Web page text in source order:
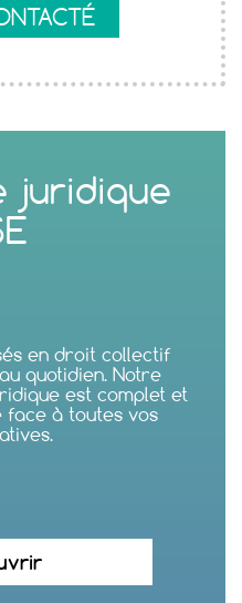
juridique
en droit collectif
quotidien. Notre
est complet et
à toutes vos